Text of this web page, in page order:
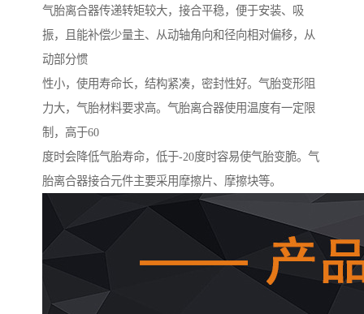
气胎离合器传递转矩较大，接合平稳，便于安装、吸
振，且能补偿少量主、从动轴角向和径向相对偏移，从
动部分惯
性小，使用寿命长，结构紧凑，密封性好。气胎变形阻
力大，气胎材料要求高。气胎离合器使用温度有一定限
制，高于60
度时会降低气胎寿命，低于-20度时容易使气胎变脆。气
胎离合器接合元件主要采用摩擦片、摩擦块等。